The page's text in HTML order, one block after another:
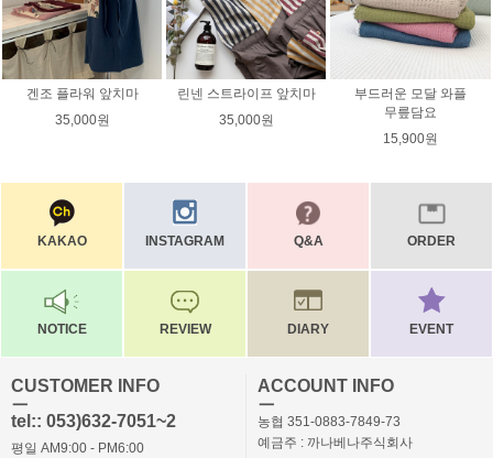
겐조 플라워 앞치마
35,000원
린넨 스트라이프 앞치마
35,000원
부드러운 모달 와플
무릎담요
15,900원
KAKAO INSTAGRAM Q&A ORDER
NOTICE REVIEW DIARY EVENT
CUSTOMER INFO
ㅡ
tel:: 053)632-7051~2
평일 AM9:00 - PM6:00
ACCOUNT INFO
ㅡ
농협 351-0883-7849-73
예금주 : 까나베나주식회사